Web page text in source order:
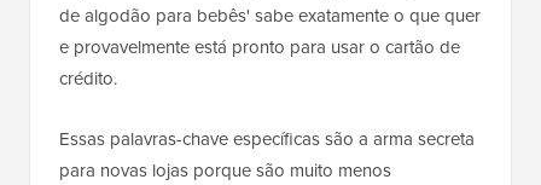
de algodão para bebês' sabe exatamente o que quer
e provavelmente está pronto para usar o cartão de
crédito.
Essas palavras-chave específicas são a arma secreta
para novas lojas porque são muito menos